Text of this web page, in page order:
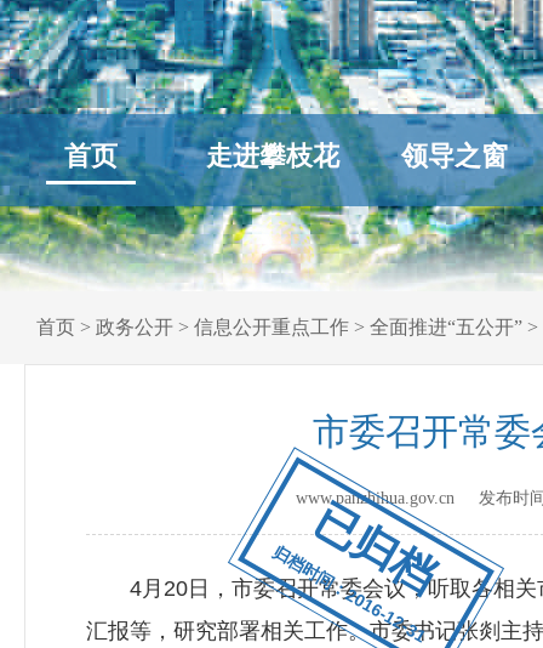
已归档
归档时间：2016-12-31
首页 走进攀枝花 领导之窗
首页 > 政务公开 > 信息公开重点工作 > 全面推进“五公开” >
市委召开常委
www.panzhihua.gov.cn 发布时
4月20日，市委召开常委会议，听取各相关
汇报等，研究部署相关工作。市委书记张剡主